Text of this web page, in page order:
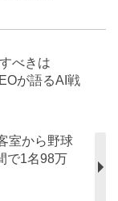
べきは
が語るAI戦
室から野球
で1名98万